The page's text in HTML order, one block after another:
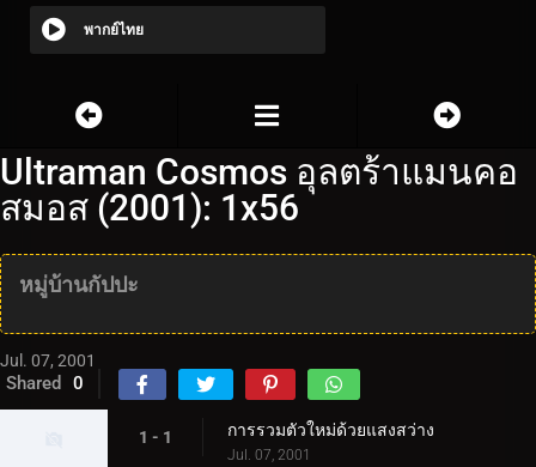
พากย์ไทย
Ultraman Cosmos อุลตร้าแมนคอ
สมอส (2001): 1x56
หมู่บ้านกัปปะ
Jul. 07, 2001
Shared 0
1 - 1 การรวมตัวใหม่ด้วยแสงสว่าง
Jul. 07, 2001